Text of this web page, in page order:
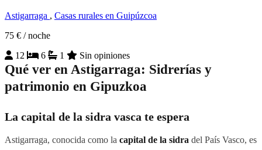
Astigarraga , Casas rurales en Guipúzcoa
75 € / noche
12
6 1 Sin opiniones
Qué ver en Astigarraga: Sidrerías y
patrimonio en Gipuzkoa
La capital de la sidra vasca te espera
Astigarraga, conocida como la capital de la sidra del País Vasco, es